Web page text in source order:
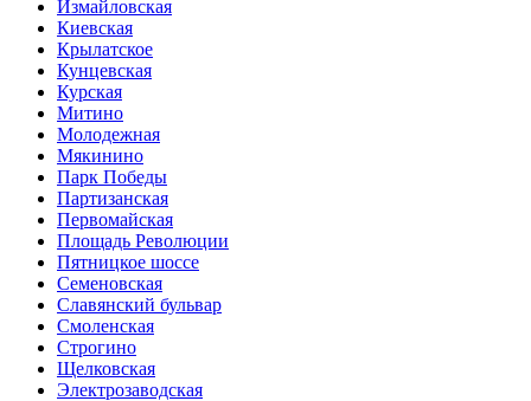
Измайловская
Киевская
Крылатское
Кунцевская
Курская
Митино
Молодежная
Мякинино
Парк Победы
Партизанская
Первомайская
Площадь Революции
Пятницкое шоссе
Семеновская
Славянский бульвар
Смоленская
Строгино
Щелковская
Электро­заводская